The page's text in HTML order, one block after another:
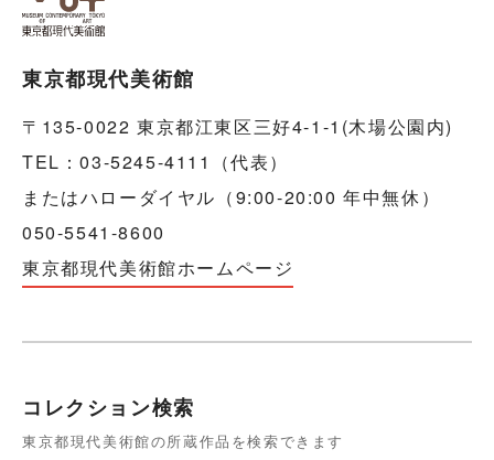
東京都現代美術館
〒135-0022 東京都江東区三好4-1-1(木場公園内)
TEL：03-5245-4111（代表）
またはハローダイヤル（9:00-20:00 年中無休）
050-5541-8600
東京都現代美術館ホームページ
コレクション検索
東京都現代美術館の所蔵作品を検索できます